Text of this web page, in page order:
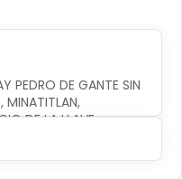
PEDRO DE GANTE SIN
MINATITLAN,
DE LA LLAVE